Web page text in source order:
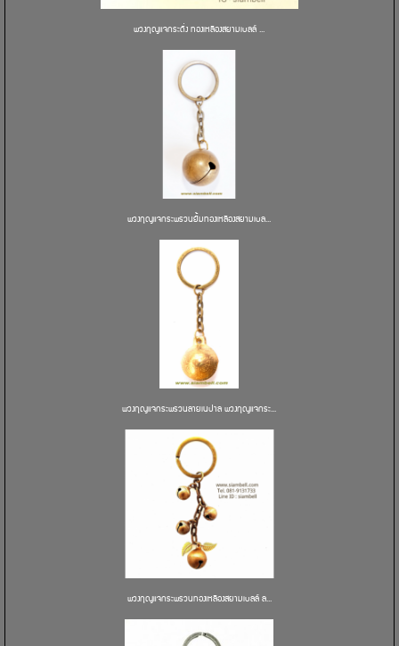
พวงกุญแจกระดิ่ง ทองเหลืองสยามเบลล์ ...
พวงกุญแจกระพรวนยิ้มทองเหลืองสยามเบล...
พวงกุญแจกระพรวนลายเนปาล พวงกุญแจกระ...
พวงกุญแจกระพรวนทองเหลืองสยามเบลล์ ล...